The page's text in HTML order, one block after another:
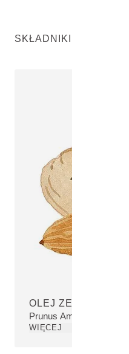
SKŁADNIKI
OLEJ ZE
Prunus Amygdalus
WIĘCEJ